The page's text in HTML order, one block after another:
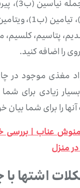
پتاسیم، کلسیم،
را اضافه کنید.
مغذی موجود در
زیادی برای
را برای شما بیان
عناب | بررسی
منزل